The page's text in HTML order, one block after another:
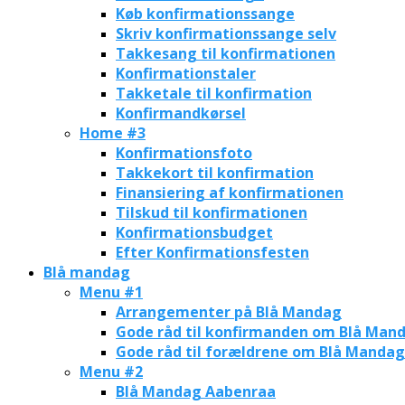
Køb konfirmationssange
Skriv konfirmationssange selv
Takkesang til konfirmationen
Konfirmationstaler
Takketale til konfirmation
Konfirmandkørsel
Home #3
Konfirmationsfoto
Takkekort til konfirmation
Finansiering af konfirmationen
Tilskud til konfirmationen
Konfirmationsbudget
Efter Konfirmationsfesten
Blå mandag
Menu #1
Arrangementer på Blå Mandag
Gode råd til konfirmanden om Blå
Gode råd til forældrene om Blå Mandag
Menu #2
Blå Mandag Aabenraa